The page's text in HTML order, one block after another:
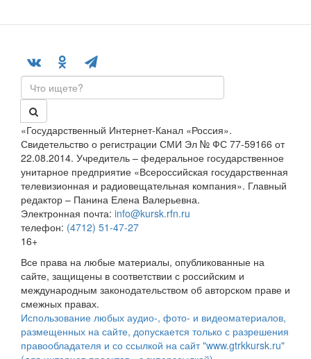
«Государственный Интернет-Канал «Россия».
Свидетельство о регистрации СМИ Эл № ФС 77-59166 от
22.08.2014. Учредитель – федеральное государственное
унитарное предприятие «Всероссийская государственная
телевизионная и радиовещательная компания». Главный
редактор – Панина Елена Валерьевна.
Электронная почта: info@kursk.rfn.ru
телефон: (4712) 51-47-27
16+
Все права на любые материалы, опубликованные на
сайте, защищены в соответствии с российским и
международным законодательством об авторском праве и
смежных правах.
Использование любых аудио-, фото- и видеоматериалов,
размещенных на сайте, допускается только с разрешения
правообладателя и со ссылкой на сайт "www.gtrkkursk.ru"